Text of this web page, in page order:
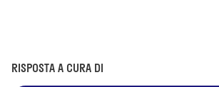
RISPOSTA A CURA DI